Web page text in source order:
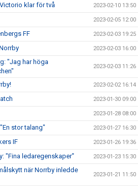
klar för två 2023-02-10 13:50
2023-02-05 12:00
FF 2023-02-03 19:25
2023-02-03 16:00
"Jag har höga
2023-02-03 11:26
2023-02-02 16:14
2023-01-30 09:00
2023-01-28 08:00
stor talang" 2023-01-27 16:30
IF 2023-01-26 19:36
"Fina ledaregenskaper" 2023-01-23 15:30
när Norrby inledde
2023-01-21 11:50